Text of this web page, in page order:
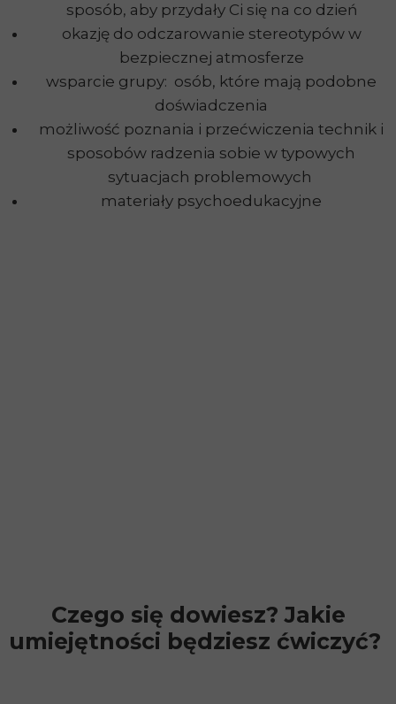
Czego się dowiesz? Jakie
umiejętności będziesz ćwiczyć?
sposób, aby przydały Ci się na co dzień
okazję do odczarowanie stereotypów w
bezpiecznej atmosferze
wsparcie grupy: osób, które mają podobne
doświadczenia
możliwość poznania i przećwiczenia technik i
sposobów radzenia sobie w typowych
sytuacjach problemowych
materiały psychoedukacyjne